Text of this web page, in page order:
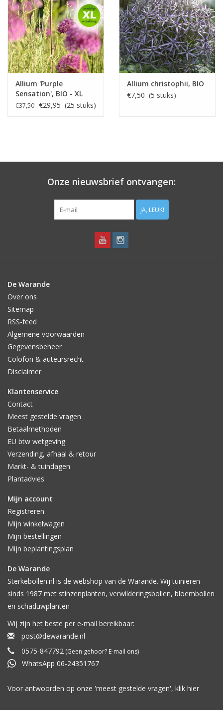
Allium 'Purple
Sensation', BIO - XL
voordeelverpakking
€37,50 €29,95 (25 stuks)
Allium christophii, BIO
€7,50 (5 stuks)
Onze nieuwsbrief ontvangen:
JA, LEUK!
De Warande
Over ons
Sitemap
RSS-feed
Algemene voorwaarden
Gegevensbeheer
Colofon & auteursrecht
Disclaimer
Klantenservice
Contact
Meest gestelde vragen
Betaalmethoden
EU btw wetgeving
Verzending, afhaal & retour
Markt- & tuindagen
Plantadvies
Mijn account
Registreren
Mijn winkelwagen
Mijn bestellingen
Mijn beplantingsplan
De Warande
Sterkebollen.nl is de webshop van de Warande. Wij tuinieren
sinds 1987 met stinzenplanten, verwilderingsbollen, bloembollen
en schaduwplanten
Wij zijn het beste per e-mail bereikbaar:
post@dewarande.nl
0575-847792 (Geen gehoor? E-mail ons)
WhatsApp 06-24351767
Voor antwoorden op onze 'meest gestelde vragen', klik hier